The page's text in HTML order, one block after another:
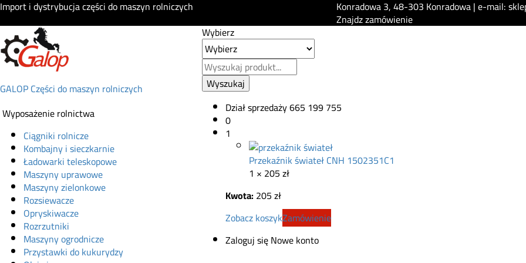
Import i dystrybucja części do maszyn rolniczych Konradowa 3, 48-303 Konradowa | e-mail:
Znajdz zamówienie
GALOP Części do maszyn rolniczych
Wyposażenie rolnictwa
Ciągniki rolnicze
Kombajny i sieczkarnie
Ładowarki teleskopowe
Maszyny uprawowe
Maszyny zielonkowe
Rozsiewacze
Opryskiwacze
Rozrzutniki
Maszyny ogrodnicze
Przystawki do kukurydzy
Wybierz
Wyszukaj
Dział sprzedaży665 199 755
0
1
Przekaźnik świateł CNH 1502351C1
1 × 205zł
Kwota: 205zł
Zobacz koszykZamówienie
Zaloguj sięNowe konto